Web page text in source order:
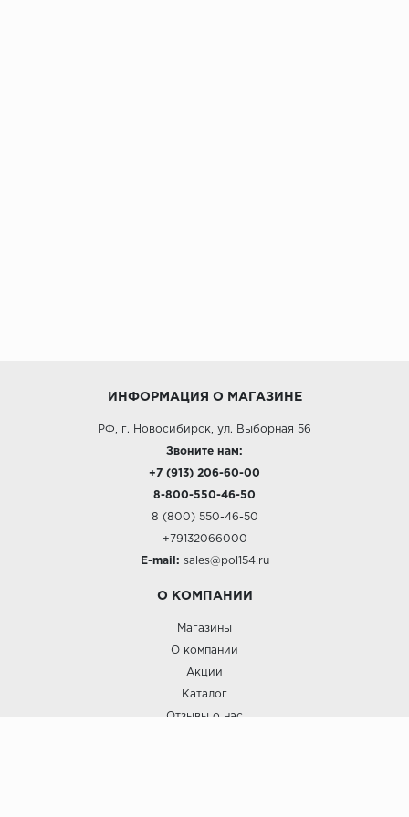
ИНФОРМАЦИЯ О МАГАЗИНЕ
РФ, г. Новосибирск, ул. Выборная 56
Звоните нам:
+7 (913) 206-60-00
8-800-550-46-50
8 (800) 550-46-50
+79132066000
E-mail: sales@pol154.ru
О КОМПАНИИ
Магазины
О компании
Акции
Каталог
Отзывы о нас